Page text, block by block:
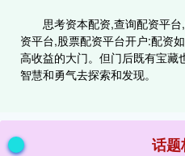
思考资本配资,查询配资平
资平台,股票配资平台开户:配资
高收益的大门。但门后既有宝藏
智慧和勇气去探索和发现。
话